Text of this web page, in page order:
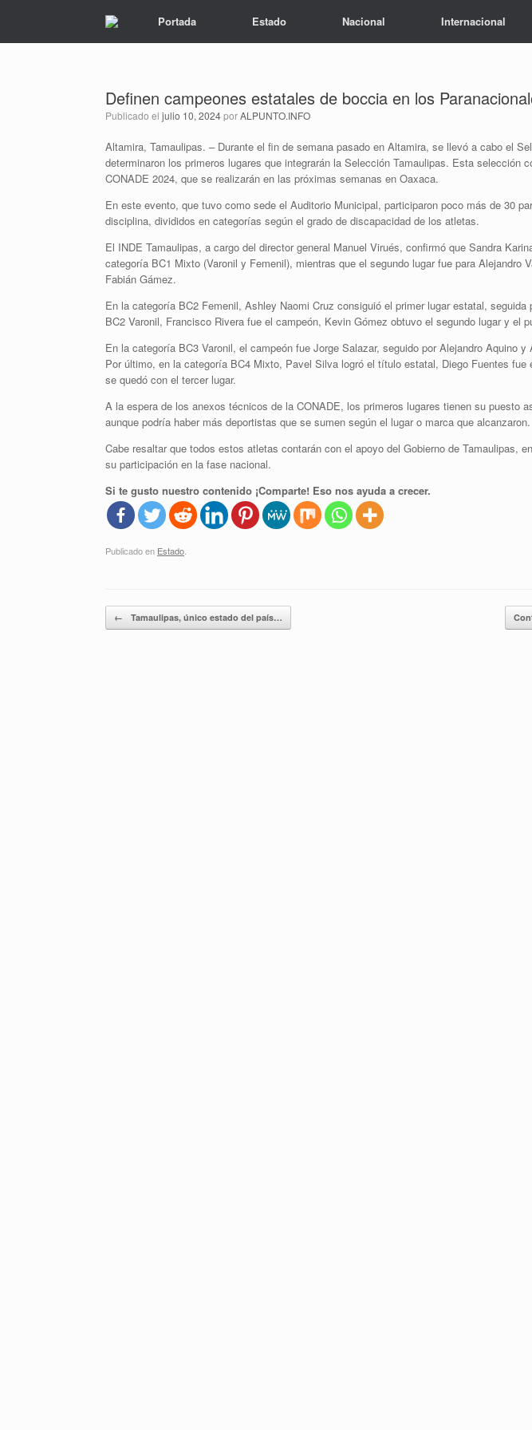
Portada Estado Nacional Internacional
Definen campeones estatales de boccia en los
Publicado el julio 10, 2024porALPUNTO.INFO
Altamira, Tamaulipas. – Durante el fin de semana pasado en Altamira, se llevó a cabo el
determinaron los primeros lugares que integrarán la Selección Tamaulipas. Esta selección
CONADE 2024, que se realizarán en las próximas semanas en Oaxaca.
En este evento, que tuvo como sede el Auditorio Municipal, participaron poco más de 30
disciplina, divididos en categorías según el grado de discapacidad de los atletas.
El INDE Tamaulipas, a cargo del director general Manuel Virués, confirmó que Sandra
categoría BC1 Mixto (Varonil y Femenil), mientras que el segundo lugar fue para Alejandro
Fabián Gámez.
En la categoría BC2 Femenil, Ashley Naomi Cruz consiguió el primer lugar estatal,
BC2 Varonil, Francisco Rivera fue el campeón, Kevin Gómez obtuvo el segundo lugar y el
En la categoría BC3 Varonil, el campeón fue Jorge Salazar, seguido por Alejandro Aquino
Por último, en la categoría BC4 Mixto, Pavel Silva logró el título estatal, Diego Fuentes fue
se quedó con el tercer lugar.
A la espera de los anexos técnicos de la CONADE, los primeros lugares tienen su puesto
aunque podría haber más deportistas que se sumen según el lugar o marca que alcanzaron.
Cabe resaltar que todos estos atletas contarán con el apoyo del Gobierno de Tamaulipas,
su participación en la fase nacional.
Si te gusto nuestro contenido ¡Comparte! Eso nos ayuda a crecer.
Publicado en Estado
Navegador de artículos
← Tamaulipas, único estado del país…